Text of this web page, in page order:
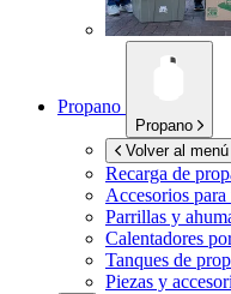
Propano
Propano
Volver al
Recarga de
Accesorios
Parrillas y
Calentadores
Tanques de
Piezas y